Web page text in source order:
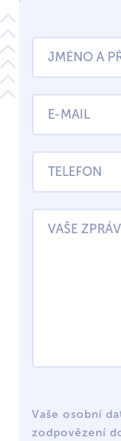
Vaše osobní
zodpovězení